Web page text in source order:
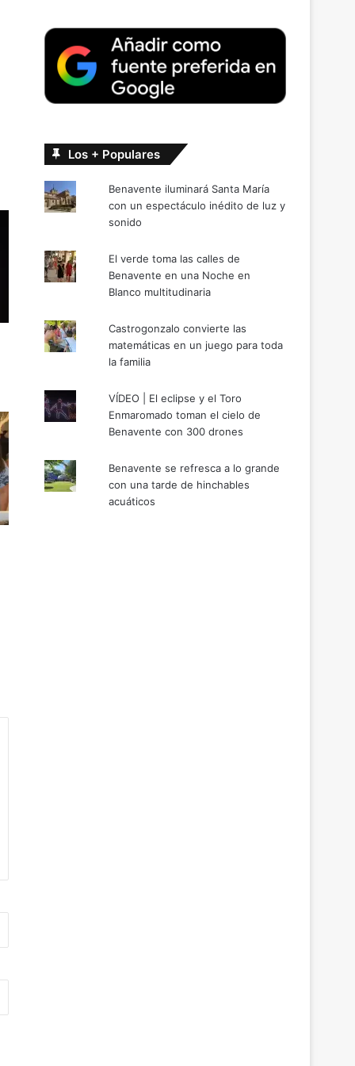
Los + Populares
Benavente iluminará Santa María
con un espectáculo inédito de luz y
sonido
El verde toma las calles de
Benavente en una Noche en
Blanco multitudinaria
Castrogonzalo convierte las
matemáticas en un juego para toda
la familia
VÍDEO | El eclipse y el Toro
Enmaromado toman el cielo de
Benavente con 300 drones
Benavente se refresca a lo grande
con una tarde de hinchables
acuáticos